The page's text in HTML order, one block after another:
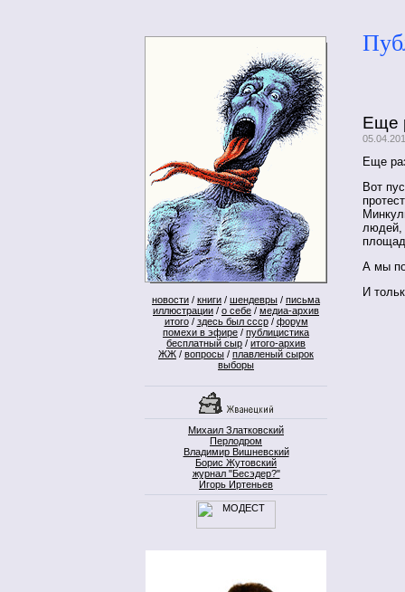
новости / книги / шендевры / письма
иллюстрации / о себе / медиа-архив
итого/ здесь был ссср/ форум
помехи в эфире / публицистика
бесплатный сыр / итого-архив
ЖЖ / вопросы / плавленый сырок
выборы
Михаил Златковский
Перлодром
Владимир Вишневский
Борис Жутовский
журнал "Бесэдер?"
Игорь Иртеньев
Еще
Еще
Вот
людей,
А мы
И